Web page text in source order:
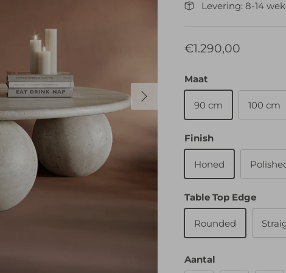
Volgende
Levering: 8-14
€1.290,00
Maat
90 cm 100 cm
Finish
Honed
Table Top Edge
Rounded
Aantal